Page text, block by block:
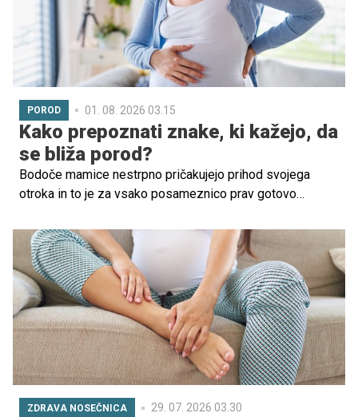
POROD 01. 08. 2026 03.15
Kako prepoznati znake, ki kažejo, da
se bliža porod?
Bodoče mamice nestrpno pričakujejo prihod svojega
otroka in to je za vsako posameznico prav gotovo
da je porod neizbežen, pa je ključnega pomena, zato
navajamo nekaj najpogostejših simptomov, ki kažejo, da je
čas za porodnišnico.
ZDRAVA NOSEČNICA 29. 07. 2026 03.30